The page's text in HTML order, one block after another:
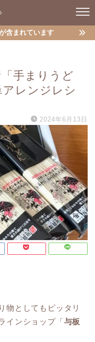
含まれています
「手まりうど
レンジレシ
2024年6月13日
物としてもピッタリ
インショップ「 与板